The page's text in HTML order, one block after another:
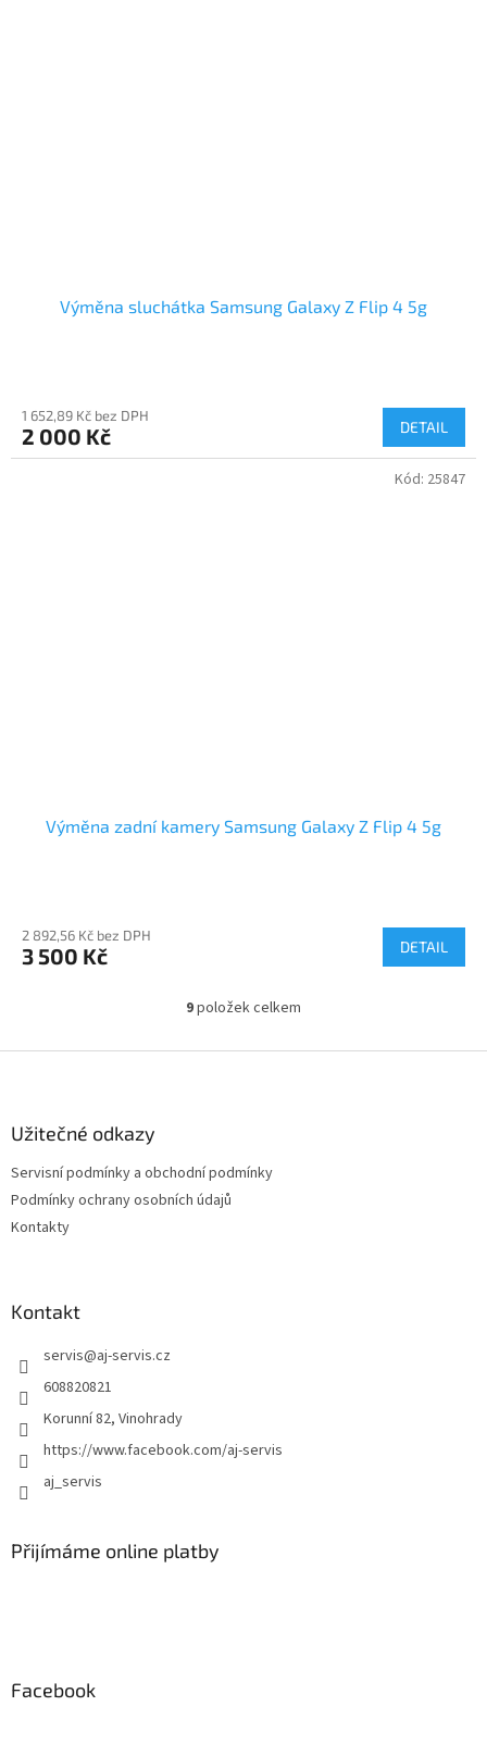
Výměna sluchátka Samsung Galaxy Z Flip 4 5g
1 652,89 Kč bez DPH
2 000 Kč DETAIL
Výměna zadní kamery Samsung Galaxy Z Flip 4 5g
2 892,56 Kč bez DPH
3 500 Kč DETAIL
Kód: 25847
O
l
p
9položek celkem
Užitečné odkazy
Servisní podmínky a obchodní podmínky
Podmínky ochrany osobních údajů
Kontakty
Kontakt
servis@aj-servis.cz
608820821
Korunní 82, Vinohrady
https://www.facebook.com/aj-servis
aj_servis
Přijímáme online platby
Facebook